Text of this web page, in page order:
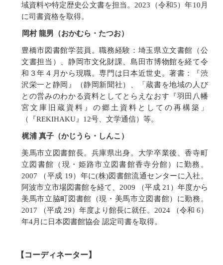
域資料や特定歴史公文書を担当。2023（令和5）年10月
に司書資格を取得。
岡村 龍男（おかむら・たつお）
豊橋市図書館学芸員。職務経験：埼玉県立文書館（公
文書担当）、静岡市文化財課、島田市博物館を経て令
和３年４月から現職。専門は日本近世史。著書：『渋
沢栄一と静岡』（静岡新聞社）、「蔵書を地域の人び
との営みのわかる資料としてとらえなおす『羽田八幡
宮文庫旧蔵資料』の郷土資料としての再構築」
（『REKIHAKU』12号、文学通信）等。
梶浦 真子（かじうら・しんこ）
美馬市立図書館長。兵庫県出身。大学卒業後、香寺町
立図書館（現・姫路市立図書館香寺分館）に勤務。
2007 （平成 19）年に(株)図書館流通センターに入社。
阿波市立市場図書館を経て、2009 （平成 21）年度から
美馬市立脇町図書館（現・美馬市立図書館）に勤務。
2017 （平成 29）年度より館長に就任。2024 （令和 6）
年4月に日本図書館協会 認定司書を取得。
【コーディネーター】